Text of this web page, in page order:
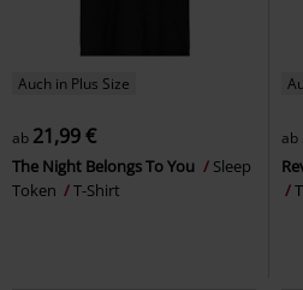
Auch in Plus Size
ab 21,99 €
The Night Belongs To You
Sleep
Token
T-Shirt
ab